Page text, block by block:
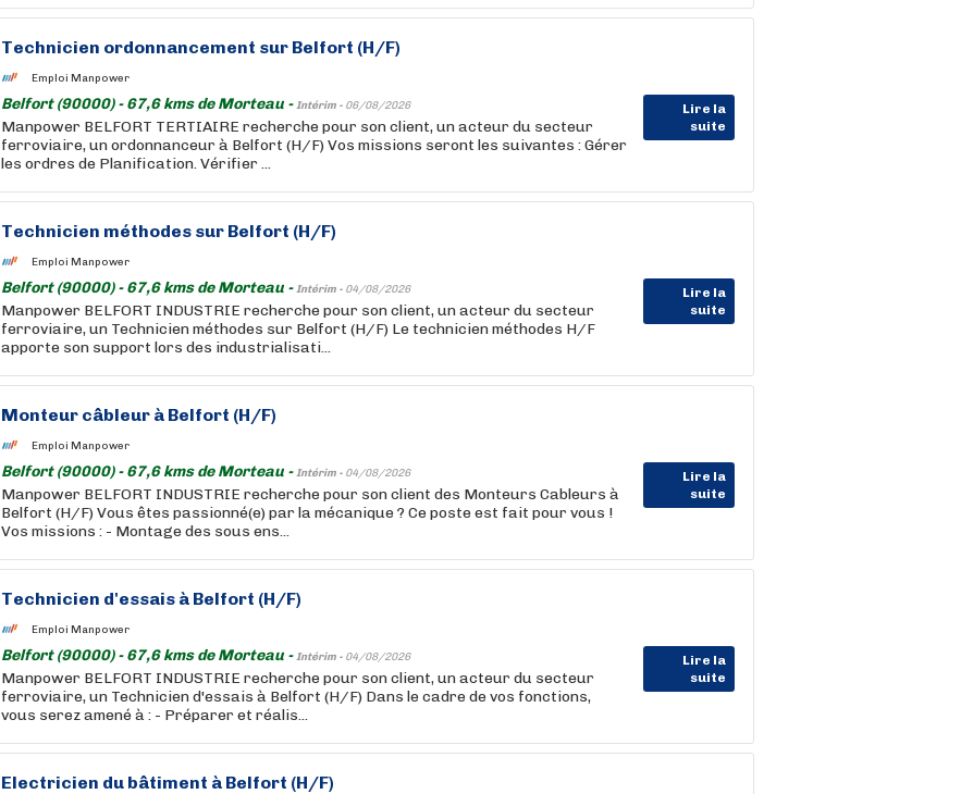
Technicien ordonnancement sur Belfort (H/F)
Emploi Manpower
Belfort (90000) - 67,6 kms de Morteau -Intérim - 06/08/2026
Lire la
suite
Manpower BELFORT TERTIAIRE recherche pour son client, un acteur du secteur
ferroviaire, un ordonnanceur à Belfort (H/F) Vos missions seront les suivantes : Gérer
les ordres de Planification. Vérifier ...
Technicien méthodes sur Belfort (H/F)
Emploi Manpower
Belfort (90000) - 67,6 kms de Morteau -Intérim - 04/08/2026
Lire la
suite
Manpower BELFORT INDUSTRIE recherche pour son client, un acteur du secteur
ferroviaire, un Technicien méthodes sur Belfort (H/F) Le technicien méthodes H/F
apporte son support lors des industrialisati...
Monteur câbleur à Belfort (H/F)
Emploi Manpower
Belfort (90000) - 67,6 kms de Morteau -Intérim - 04/08/2026
Lire la
suite
Manpower BELFORT INDUSTRIE recherche pour son client des Monteurs Cableurs à
Belfort (H/F) Vous êtes passionné(e) par la mécanique ? Ce poste est fait pour vous !
Vos missions : - Montage des sous ens...
Technicien d'essais à Belfort (H/F)
Emploi Manpower
Belfort (90000) - 67,6 kms de Morteau -Intérim - 04/08/2026
Lire la
suite
Manpower BELFORT INDUSTRIE recherche pour son client, un acteur du secteur
ferroviaire, un Technicien d'essais à Belfort (H/F) Dans le cadre de vos fonctions,
vous serez amené à : - Préparer et réalis...
Electricien du bâtiment à Belfort (H/F)